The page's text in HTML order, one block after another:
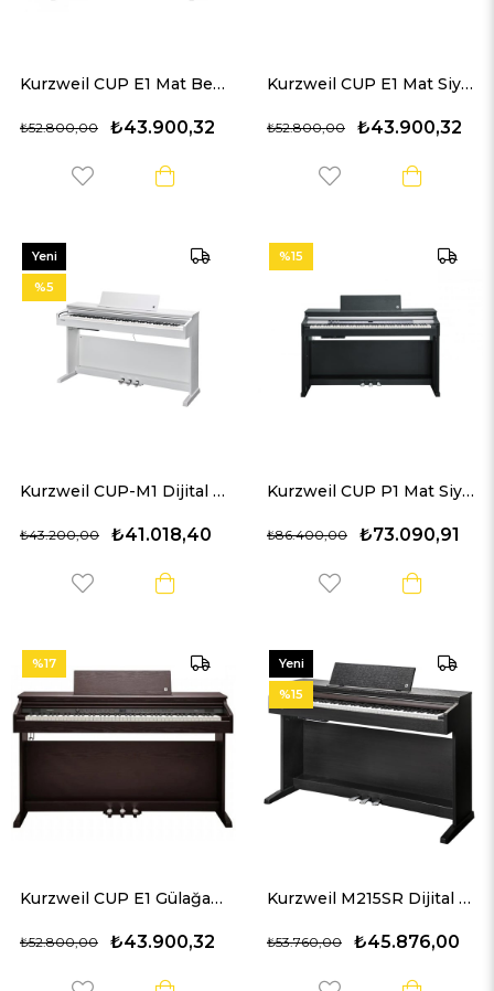
Kurzweil CUP E1 Mat Beyaz Dijital Piyano
₺43.900,32
₺52.800,00
Kurzweil CUP E1 Mat Siyah Dijital Piyano
₺43.900,32
₺52.800,00
Kurzweil CUP-M1 Dijital Piyano (BEYAZ)
₺41.018,40
₺43.200,00
Yeni
Ürün
%5
Kurzweil CUP P1 Mat Siyah Dijital Piyano
₺73.090,91
₺86.400,00
%15
Kurzweil CUP E1 Gülağacı Dijital Piyano
₺43.900,32
₺52.800,00
%17
Kurzweil M215SR Dijital Piyano (Gülağacı)
₺45.876,00
₺53.760,00
Yeni
Ürün
%15